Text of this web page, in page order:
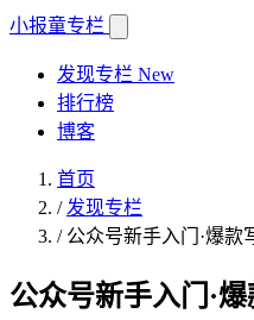
小报童专栏
发现专栏 New
排行榜
博客
首页
/ 发现专栏
/ 公众号新手入门·爆款
公众号新手入门·